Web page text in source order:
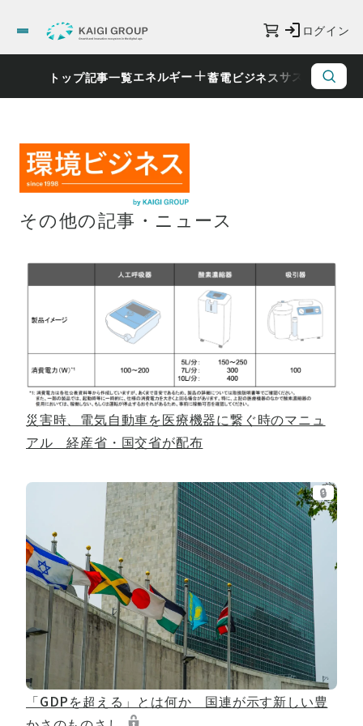
ログイン
トップ記事一覧エネルギー 蓄電ビジネスサステナビリ
その他の記事・ニュース
災害時、電気自動車を医療機器に繋ぐ時のマニュ
アル 経産省・国交省が配布
🔒
「GDPを超える」とは何か 国連が示す新しい豊